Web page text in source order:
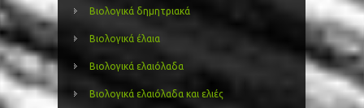
Βιολογικά δημητριακά
Βιολογικά έλαια
Βιολογικά ελαιόλαδα
Βιολογικά ελαιόλαδα και ελιές